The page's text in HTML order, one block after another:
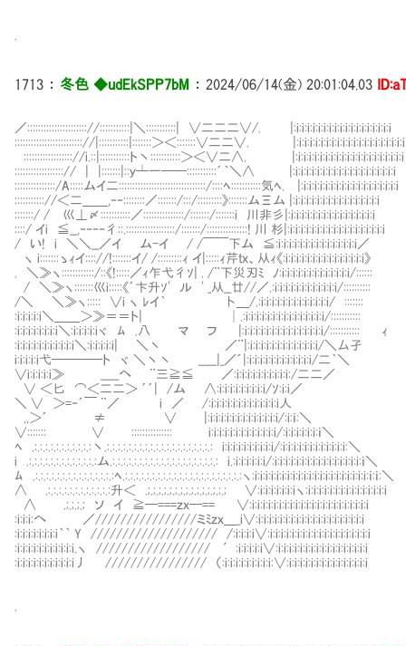
1713 ： 冬色 ◆udEkSPP7bM ： 2024/06/14(金) 20:01:04.03
／:::::::::::::::::::::://:::::::::::|＼:::::::::::| ∨二二二∨/. |:i:i:i:i:i:i:i:i:i:i:i:i:i:i:i:i:i:i
::::::::::::::::::::::::://|:::::::::::|:::::::＞＜:::::::∨二二∨. |:i:i:i:i:i:i:i:i:i:i:i:i:i:i:i:i:i:i:i:i
:::::::::::::::::://i.::|:::::::::::ト丶:::::::::::＞＜∨二∧. |:i:i:i:i:i:i:i:i:i:i:i:i:i:i:i:i:i:i:i:i
::::::::::::::::::// | |:::::::|::ｙ┴一──:::::::::::´｀＼∧ |:i:i:i:i:i:i:i:i:i:i:i:i:i:i:i:i:i:i:i
:::::::::::::::/A:::::ムイ二::::::::::::::::::::::::::::::::/::::ﾍ:::::::::::気ﾍ. |:i:i:i:i:i:i:i:i:i:i:i:i:i:i:i:i:i:i
::::::::::://＜二＿＿,‐‐::::::::／:::::::/:::/:::::::::》:::::::ムΞム |:i:i:i:i:i:i:i:i:i:i:i:i:i:i:i:i
:::::::/ / 巛⊥〆:::::::::::／:::::::::::::::/:::::::/:::::::i 川非彡
::::/ イi ≦__,‐‐‐‐彳::.::::::::::::::::::/:::::::/:::::::::::::::! 川 杉|:i:i:i:i:i:i:i:i:i:i:i:i:i:i:i:i:i:i
/ い! i ＼＼__／イ ム-イ / /￣￣下ム ≦:i:i:i:i:i:i:i:i:i:i:i:i:i:i:i／
ヽ i:::::::ゝｨイ:::://!:::::::イ/ /:::::::::ｨ イ|:::::ｨ芹ｔｘ、从ｨ《:i:i:i:i:i:i:i:i:i:i:i:i:i:i:i》
. ＼≫ヽ::::::::::::/::《!:::::／ｨ乍弋彳ｿ| . /¨下災刃ﾐ ﾉ
/ ＼≫ヽ:::::::巛i:::::《´卞升ｿ' ル ' _从__廿//／
/＼ ＼≫ヽ::::: ∨i ヽ ﾚイ｀ 卜＿/
:i:i:i:i:i＼＿＿＞≫＝＝ト|
:i:i:i:i:i:i:i:i＼:i:i:i:i:iヾ ﾑ .八 マ フ
:i:i:i:i:i:i:i:i:i:i:i＼:i:i:i:i:i| ＼丶 ／
i:i:i:i:i弋────ト ヾ ＼丶丶 _____|_／´|:i:i:i:i:i:i:i:i:i:i:i:i/二｀＼
∨i:i:i:i:i≫ _____へ ¨三≧≦ ／:i:i:i:i:i:i:i:i:i:i:/二二／
∨ ＜匕 ⌒＜二二＞ ´´| /ム ∧:i:i:i:i:i:i:i:i:i/ｿ:i:i／
＼ ∨ ＞=‐´￣ ¨／ i ／ /:i:i:i:i:i:i:i:i:i:i:i:i:i人
,,＞´ ≠ ∨ |:i:i:i:i:i:i:i:i:i:i:i:i:i/:i:ｉ:＼ サラリーマンオ
∨::::::: ∨ ::::::::::::::: i:i:i:i:i:i:i:i:i:i:i:i:i/:i:i:i:i:i:i:ｉ＼
ﾍ .:.:.:.:.:.:.:.:.:.:.:丶.:.:.:.:.:.:.:.:.:.:.:.:.:.:.:.:.:.:.:.: i:i:i:i:i:i:i:i:i:i/:i:i:i:i:i:i:i:i:i:i:i:i:
i .:.:.:.:.:.:.:.:.:.:.:.:.:ム.:.:.:.:.:.:.:.:.:.:.:.:.:.:.:.:.:.:.:.: i.:i:i:i:i:i:i/:i:i:i:i:i:i:i:i:i:i:i:i:i:i:i:i:ｉ＼
ﾑ .:.:.:.:.:.:.:.:.:.:.:.:.:.:.:ﾍ.:.:.:.:.:.:.:.:.:.:.:.:.:.:.:.:.:.:.:.:.:.:ヽ:i:i:i:i:i:i:i:i:i:i:i:i:i:i:i:i:i:i:i:i:i:
∧ .:.:.:.:.:.:.:.:.:.:.:.:升＜ .;.;.;.;.;.;.;.;.;.;.;.;.;.;.; ∨:i:i:i:i:i:i:iヽ:i:i:i:i:i:i:i:i:i:i:i:i:i:i:i
∧ .;.;.;.; ソ イ ≧─===ｚｘ─== ∨:i:i:i:i:i:i:i:i:i:i:i:i:i:i:i:i:i:i:i:i:i:i
:i:i:i:へ ／////////////////ミﾐｚｘ＿_i∨:i:i:i:i:i:i:i:i:i:i:i:i:i:i:i:i:i:i:i:i
:i:i:i:i:i:i:i:i｀｀ Y //////////////////// /:i:i:i:i∨:i:i:i:i:i:i:i:i:i:i:i:i:i:i:i:i:i:i:i
:i:i:i:i:i:i:i:i:i:i:i.ヽ ////////////////// ′:i:i:i:i:i∨:i:i:i:i:i:i:i:i:i:i:i:i:i:i:i:i:i
:i:i:i:i:i:i:i:i:i:i:i丿 //////////////// （:i:i:i:i:i:i:i:i:i:∨:i:i:i:i:i:i:i:i:i:i:i:i:i:i:i